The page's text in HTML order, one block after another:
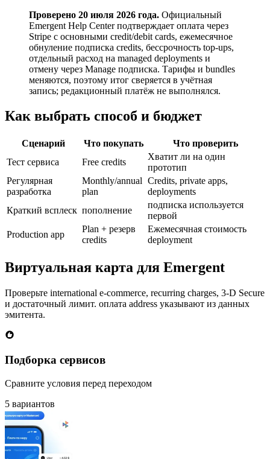
Проверено 20 июля 2026 года. Официальный
Emergent Help Center подтверждает оплата через
Stripe с основными credit/debit cards, ежемесячное
обнуление подписка credits, бессрочность top-ups,
отдельный расход на managed deployments и
отмену через Manage подписка. Тарифы и bundles
меняются, поэтому итог сверяется в учётная
запись; редакционный платёж не выполнялся.
Как выбрать способ и бюджет
Сценарий Что покупать
Что проверить
Тест сервиса
Free credits
Хватит ли на один
прототип
Регулярная
разработка
Monthly/annual
plan
Credits, private apps,
deployments
Краткий всплеск пополнение
подписка используется
первой
Production app
Plan + резерв
credits
Ежемесячная стоимость
deployment
Виртуальная карта для Emergent
Проверьте international e-commerce, recurring charges, 3-D Secure
и достаточный лимит. оплата address указывают из данных
эмитента.
Подборка сервисов
Сравните условия перед переходом
5 вариантов